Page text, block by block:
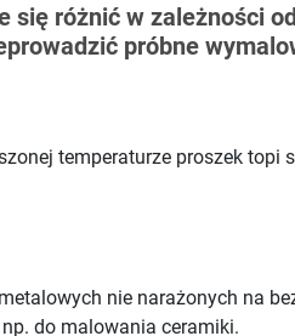
się różnić w zależności
próbne
temperaturze proszek topi
nie narażonych na
do malowania ceramiki.